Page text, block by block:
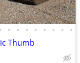
• • • • • • • •
Thumb